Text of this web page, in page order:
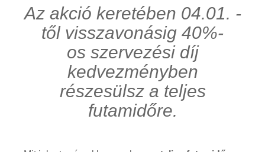
Az akció keretében 04.01. -
től visszavonásig 40%-
os szervezési díj
kedvezményben
részesülsz a teljes
futamidőre.